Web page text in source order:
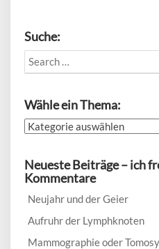
Suche:
Search
for:
Wähle ein Thema:
Wähle
Neueste Beiträge – ich
Kommentare
Neujahr und der Geier
Aufruhr der Lymphknoten
Mammographie oder